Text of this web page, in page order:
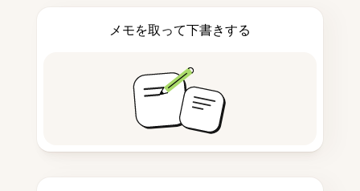
メモを取って下書きする